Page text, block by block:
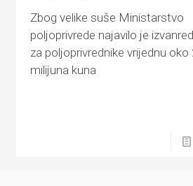
Zbog velike suše Ministarstvo
poljoprivrede najavilo je
za poljoprivrednike vrijednu oko
milijuna kuna